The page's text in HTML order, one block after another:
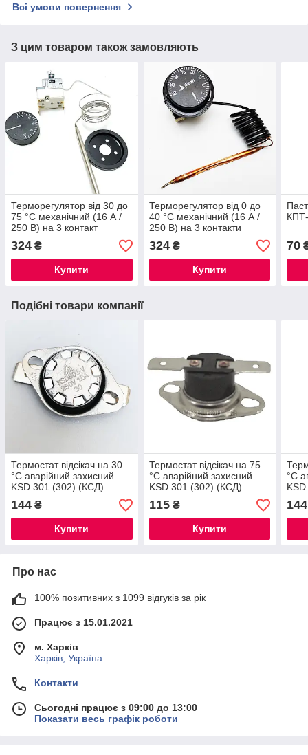
Всі умови повернення
З цим товаром також замовляють
Терморегулятор від 30 до
75 °C механічний (16 А /
250 В) на 3 контакт
(Туреччина)
324 ₴
Купити
Терморегулятор від 0 до
40 °C механічний (16 А /
250 В) на 3 контакти
(Eazil, Туреччина)
324₴
Купити
70
Подібні товари компанії
Термостат відсікач на 30
°C аварійний захисний
KSD 301 (302) (КСД)
самовідновлюваний 16 А
144 ₴
Купити
Термостат відсікач на 75
°C аварійний захисний
KSD 301 (302) (КСД)
самовідновлюваний 16 А
115₴
Купити
°C
144
Про нас
100% позитивних з 1099 відгуків за рік
Працює з 15.01.2021
м. Харків
Харків, Україна
Контакти
Сьогодні працює з 09:00 до 13:00
Показати весь графік роботи